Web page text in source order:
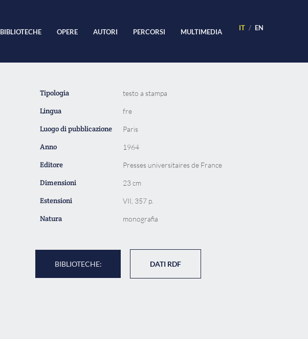
BIBLIOTECHE OPERE AUTORI PERCORSI MULTIMEDIA IT EN
Tipologia testo a stampa
Lingua fre
Luogo di pubblicazione Paris
Anno 1964
Editore Presses universitaires de France
Dimensioni 23 cm
Estensioni VII, 357 p.
Natura monografia
BIBLIOTECHE: DATI RDF